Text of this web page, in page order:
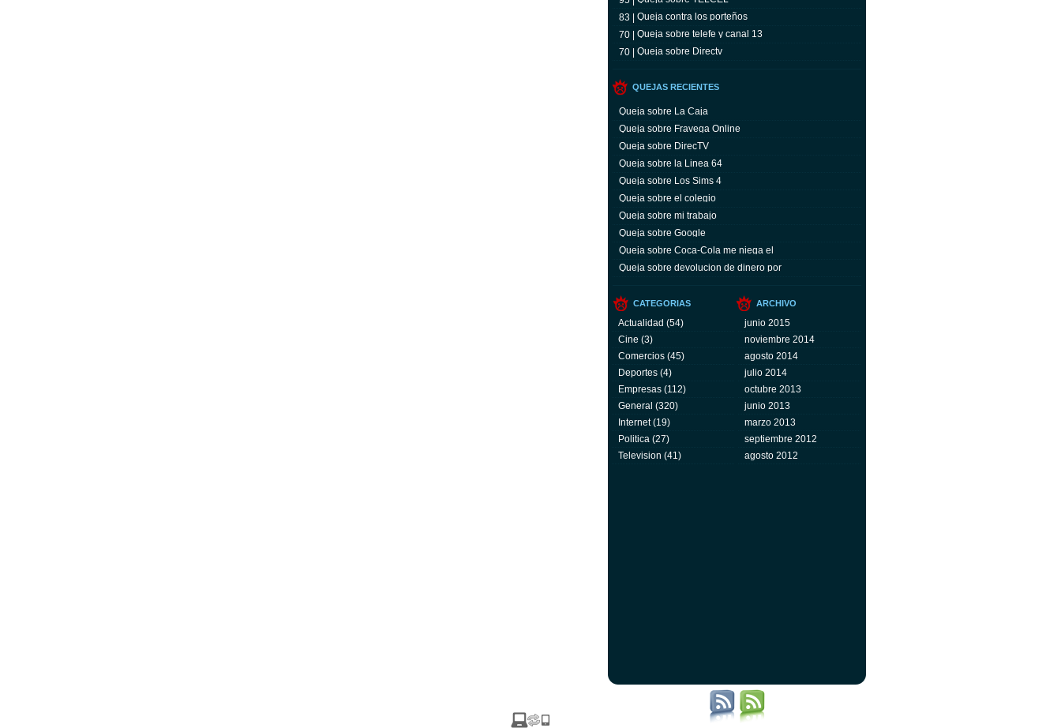
83 | Queja contra los porteños
70 | Queja sobre telefe y canal 13
70 | Queja sobre Directv
QUEJAS RECIENTES
Queja sobre La Caja
Queja sobre Fravega Online
Queja sobre DirecTV
Queja sobre la Linea 64
Queja sobre Los Sims 4
Queja sobre el colegio
Queja sobre mi trabajo
Queja sobre Google
Queja sobre Coca-Cola me niega el
servicio y facturas
Queja sobre devolucion de dinero por
CATEGORIAS ARCHIVO
Actualidad (54)
Cine (3)
Comercios (45)
Deportes (4)
Empresas (112)
General (320)
Internet(19)
Politica (27)
Television (41)
junio 2015
noviembre 2014
agosto 2014
julio 2014
octubre 2013
junio 2013
marzo 2013
septiembre 2012
agosto 2012